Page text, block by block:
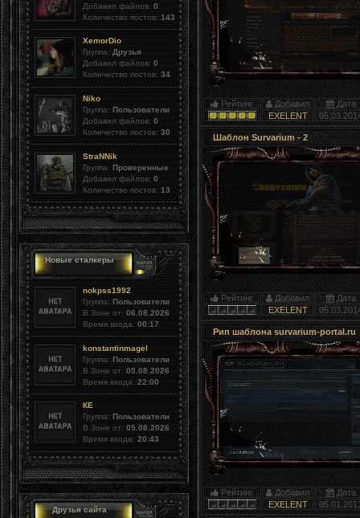
Добавил файлов: 0
Количество постов: 143
XemorDio
Группа: Друзья
Добавил файлов: 0
Количество постов: 34
Niko
Группа: Пользователи
Добавил файлов: 0
Количество постов: 30
StraNNik
Группа: Проверенные
Добавил файлов: 0
Количество постов: 13
Новые сталкеры
nokpss1992
Группа: Пользователи
В Зоне от: 06.08.2026
Время входа: 00:17
konstantinmagel
Группа: Пользователи
В Зоне от: 05.08.2026
Время входа: 22:00
КЕ
Группа: Пользователи
В Зоне от: 05.08.2026
Время входа: 20:43
Друзья сайта
Рейтинг Добавил
Дата
EXELENT
Шаблон Survarium - 2
Рейтинг Добавил
Дата
EXELENT
Рип шаблона survarium-portal.ru
Рейтинг Добавил
Дата
EXELENT